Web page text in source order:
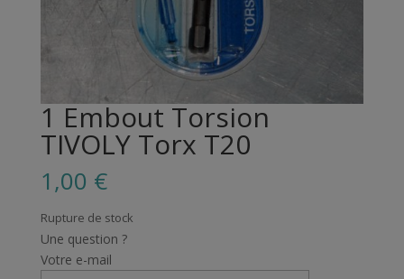
1 Embout Torsion
TIVOLY Torx T20
1,00 €
Rupture de stock
Une question ?
Votre e-mail